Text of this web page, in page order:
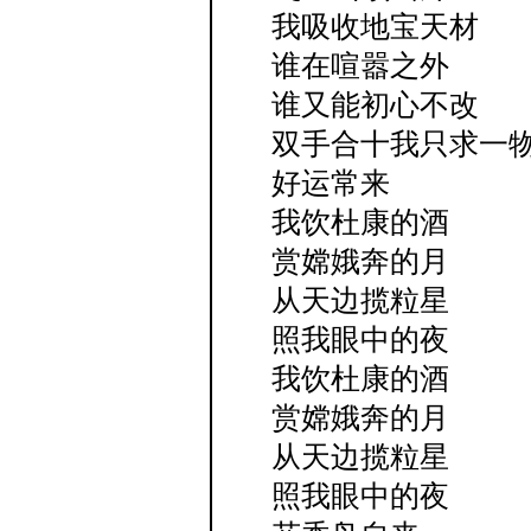
我吸收地宝天材
谁在喧嚣之外
谁又能初心不改
双手合十我只求一
好运常来
我饮杜康的酒
赏嫦娥奔的月
从天边揽粒星
照我眼中的夜
我饮杜康的酒
赏嫦娥奔的月
从天边揽粒星
照我眼中的夜